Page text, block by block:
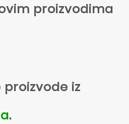
proizvodima
iz
.